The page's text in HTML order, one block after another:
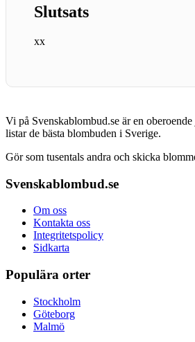
Slutsats
xx
Vi på Svenskablombud.se är en
listar de bästa blombuden i Sverige.
Gör som tusentals andra och skicka
Svenskablombud.se
Om oss
Kontakta oss
Integritetspolicy
Sidkarta
Populära orter
Stockholm
Göteborg
Malmö